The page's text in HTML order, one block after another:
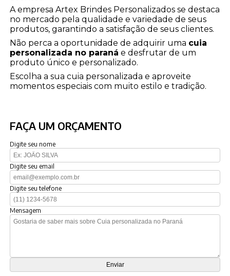
A empresa Artex Brindes Personalizados se destaca
no mercado pela qualidade e variedade de seus
produtos, garantindo a satisfação de seus clientes.
Não perca a oportunidade de adquirir uma cuia
personalizada no paraná e desfrutar de um
produto único e personalizado.
Escolha a sua cuia personalizada e aproveite
momentos especiais com muito estilo e tradição.
FAÇA UM ORÇAMENTO
Digite seu nome
Digite seu email
Digite seu telefone
Mensagem